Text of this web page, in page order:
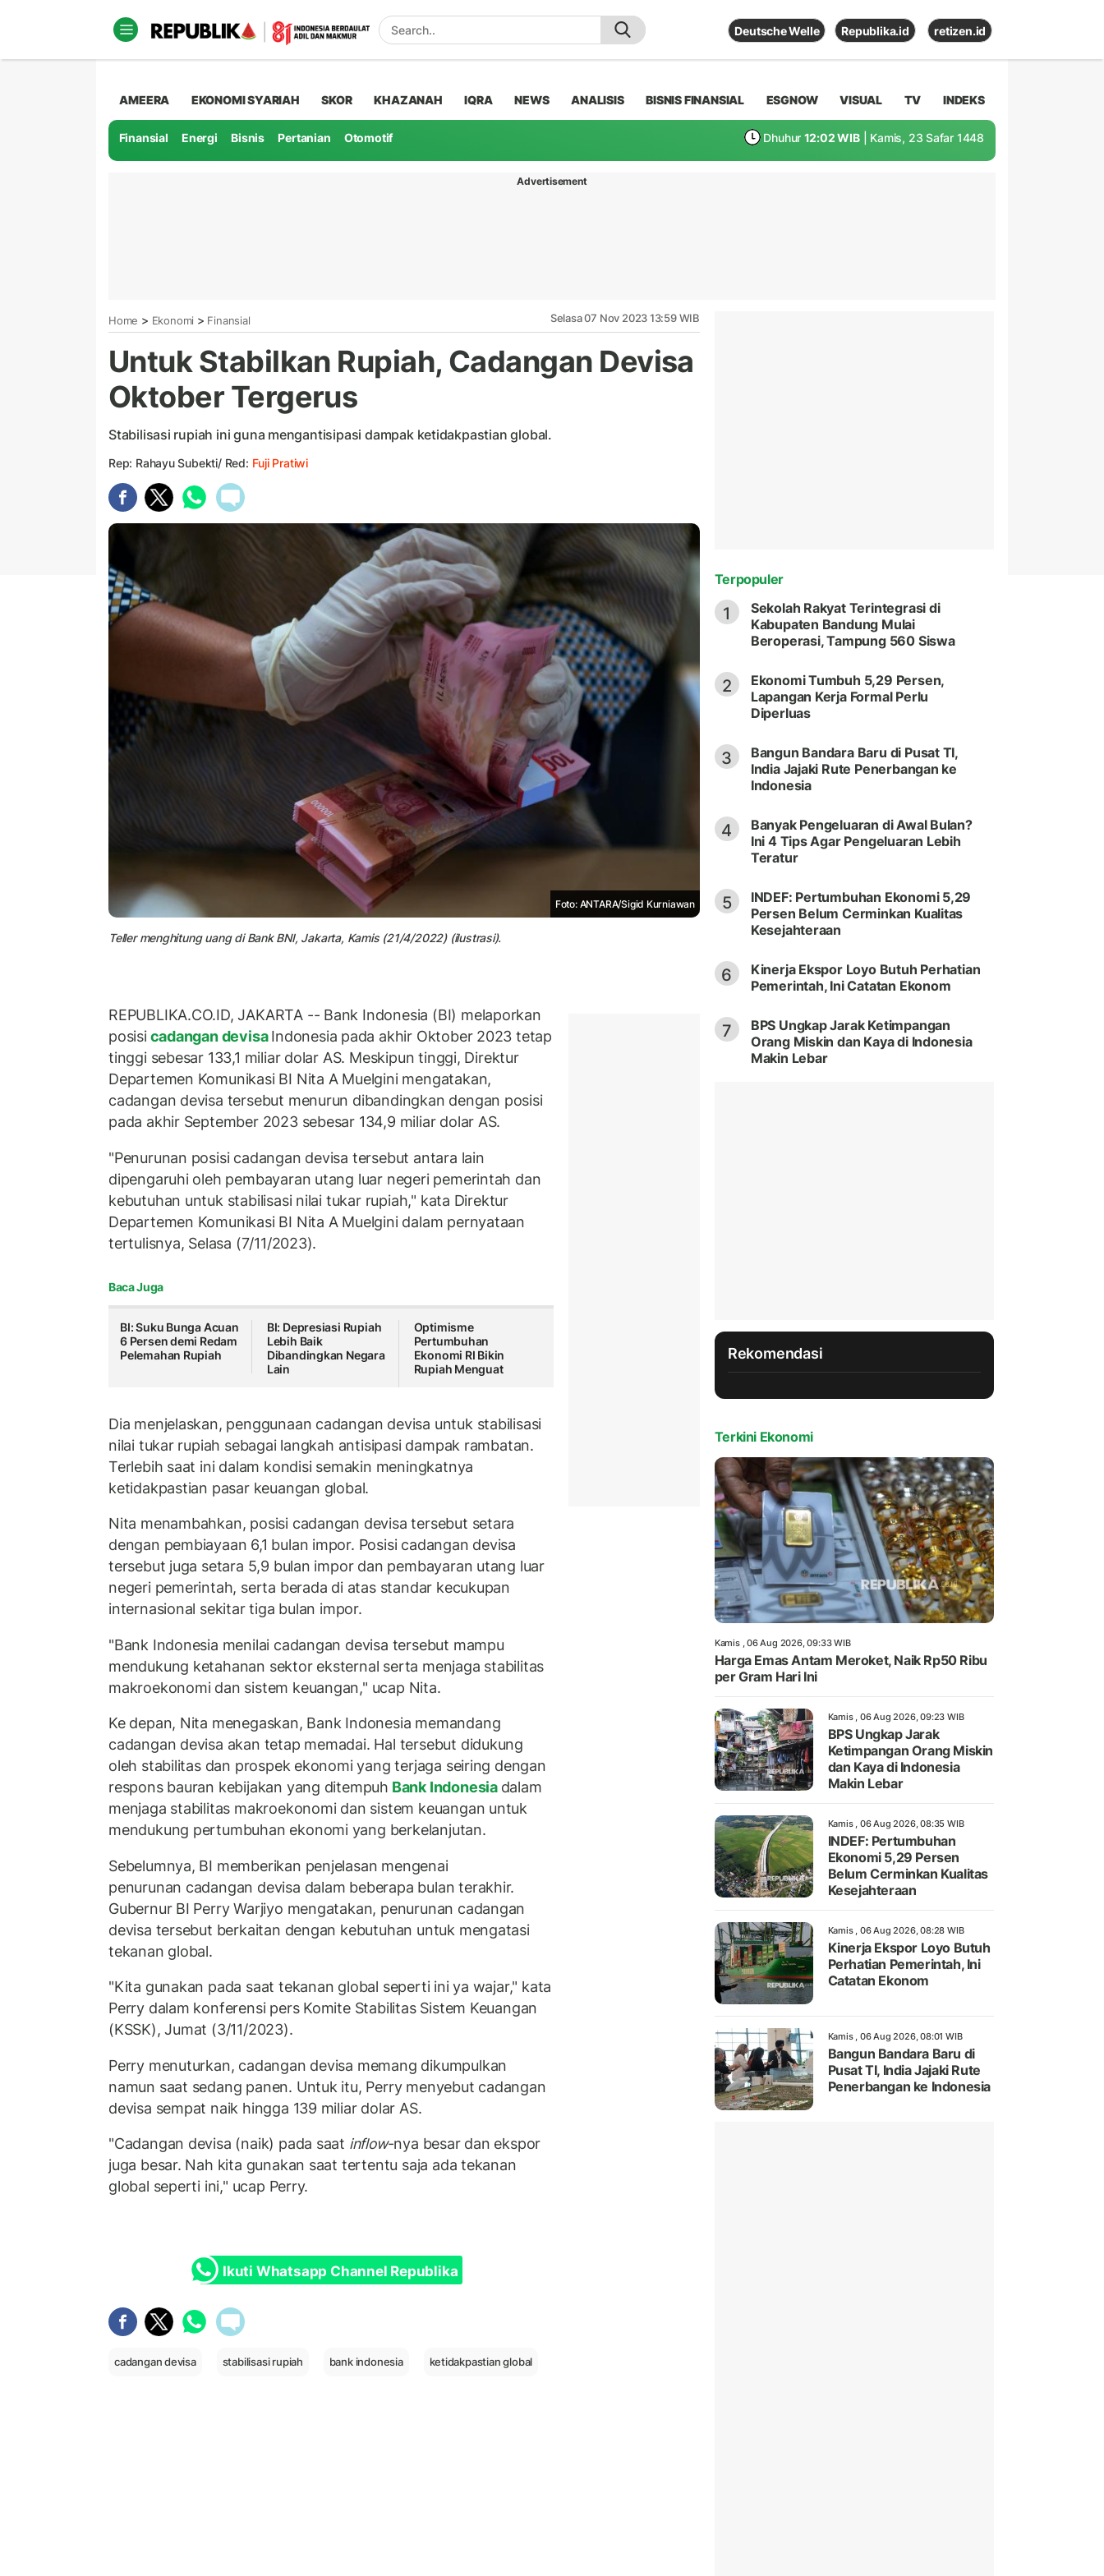
Deutsche Welle Republika.id retizen.id
AMEERA EKONOMI SYARIAH SKOR KHAZANAH IQRA NEWS ANALISIS BISNIS FINANSIAL ESGNOW VISUAL TV INDEKS
Finansial Energi Bisnis Pertanian Otomotif Dhuhur 12:02 WIB | Kamis, 23 Safar 1448
Advertisement
Home > Ekonomi > Finansial Selasa 07 Nov 2023 13:59 WIB
Untuk Stabilkan Rupiah, Cadangan Devisa
Oktober Tergerus
Stabilisasi rupiah ini guna mengantisipasi dampak ketidakpastian global.
Rep: Rahayu Subekti/ Red: Fuji Pratiwi
Foto: ANTARA/Sigid Kurniawan
Teller menghitung uang di Bank BNI, Jakarta, Kamis (21/4/2022) (ilustrasi).
REPUBLIKA.CO.ID, JAKARTA -- Bank Indonesia (BI) melaporkan
posisicadangan devisaIndonesia pada akhir Oktober 2023 tetap
tinggi sebesar 133,1 miliar dolar AS. Meskipun tinggi, Direktur
Departemen Komunikasi BI Nita A Muelgini mengatakan,
cadangan devisa tersebut menurun dibandingkan dengan posisi
pada akhir September 2023 sebesar 134,9 miliar dolar AS.
"Penurunan posisi cadangan devisa tersebut antara lain
dipengaruhi oleh pembayaran utang luar negeri pemerintah dan
kebutuhan untuk stabilisasi nilai tukar rupiah," kata Direktur
Departemen Komunikasi BI Nita A Muelgini dalam pernyataan
tertulisnya, Selasa (7/11/2023).
Baca Juga
BI: Suku Bunga Acuan
6 Persen demi Redam
Pelemahan Rupiah
BI: Depresiasi Rupiah
Lebih Baik
Dibandingkan Negara
Lain
Optimisme
Pertumbuhan
Ekonomi RI Bikin
Rupiah Menguat
Dia menjelaskan, penggunaan cadangan devisa untuk stabilisasi
nilai tukar rupiah sebagai langkah antisipasi dampak rambatan.
Terlebih saat ini dalam kondisi semakin meningkatnya
ketidakpastian pasar keuangan global.
Nita menambahkan, posisi cadangan devisa tersebut setara
dengan pembiayaan 6,1 bulan impor. Posisi cadangan devisa
tersebut juga setara 5,9 bulan impor dan pembayaran utang luar
negeri pemerintah, serta berada di atas standar kecukupan
internasional sekitar tiga bulan impor.
"Bank Indonesia menilai cadangan devisa tersebut mampu
mendukung ketahanan sektor eksternal serta menjaga stabilitas
makroekonomi dan sistem keuangan," ucap Nita.
Ke depan, Nita menegaskan, Bank Indonesia memandang
cadangan devisa akan tetap memadai. Hal tersebut didukung
oleh stabilitas dan prospek ekonomi yang terjaga seiring dengan
respons bauran kebijakan yang ditempuh Bank Indonesia dalam
menjaga stabilitas makroekonomi dan sistem keuangan untuk
mendukung pertumbuhan ekonomi yang berkelanjutan.
Sebelumnya, BI memberikan penjelasan mengenai
penurunan cadangan devisa dalam beberapa bulan terakhir.
Gubernur BI Perry Warjiyo mengatakan, penurunan cadangan
devisa tersebut berkaitan dengan kebutuhan untuk mengatasi
tekanan global.
"Kita gunakan pada saat tekanan global seperti ini ya wajar," kata
Perry dalam konferensi pers Komite Stabilitas Sistem Keuangan
(KSSK), Jumat (3/11/2023).
Perry menuturkan, cadangan devisa memang dikumpulkan
namun saat sedang panen. Untuk itu, Perry menyebut cadangan
devisa sempat naik hingga 139 miliar dolar AS.
"Cadangan devisa (naik) pada saat inflow-nya besar dan ekspor
juga besar. Nah kita gunakan saat tertentu saja ada tekanan
global seperti ini," ucap Perry.
Ikuti Whatsapp Channel Republika
cadangan devisa stabilisasi rupiah bank indonesia ketidakpastian global
Terpopuler
1
Sekolah Rakyat Terintegrasi di
Kabupaten Bandung Mulai
Beroperasi, Tampung 560 Siswa
2
Ekonomi Tumbuh 5,29 Persen,
Lapangan Kerja Formal Perlu
Diperluas
3
Bangun Bandara Baru di Pusat TI,
India Jajaki Rute Penerbangan ke
Indonesia
4
Banyak Pengeluaran di Awal Bulan?
Ini 4 Tips Agar Pengeluaran Lebih
Teratur
5
INDEF: Pertumbuhan Ekonomi 5,29
Persen Belum Cerminkan Kualitas
Kesejahteraan
6
Kinerja Ekspor Loyo Butuh Perhatian
Pemerintah, Ini Catatan Ekonom
7
BPS Ungkap Jarak Ketimpangan
Orang Miskin dan Kaya di Indonesia
Makin Lebar
Rekomendasi
Terkini Ekonomi
Kamis , 06 Aug 2026, 09:33 WIB
Harga Emas Antam Meroket, Naik Rp50 Ribu
per Gram Hari Ini
Kamis , 06 Aug 2026, 09:23 WIB
BPS Ungkap Jarak
Ketimpangan Orang Miskin
dan Kaya di Indonesia
Makin Lebar
Kamis , 06 Aug 2026, 08:35 WIB
INDEF: Pertumbuhan
Ekonomi 5,29 Persen
Belum Cerminkan Kualitas
Kesejahteraan
Kamis , 06 Aug 2026, 08:28 WIB
Kinerja Ekspor Loyo Butuh
Perhatian Pemerintah, Ini
Catatan Ekonom
Kamis , 06 Aug 2026, 08:01 WIB
Bangun Bandara Baru di
Pusat TI, India Jajaki Rute
Penerbangan ke Indonesia